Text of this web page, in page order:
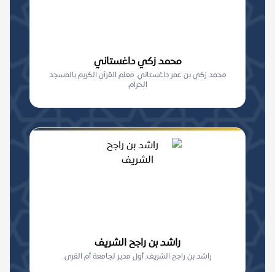
محمد زكي داغستاني
محمد زكي بن عمر داغستاني. معلم القرآن الكريم بالمسجد
الحرام.
راشد بن راجح الشريف
راشد بن راجح الشريف. أول مدير لجامعة أم القرى.